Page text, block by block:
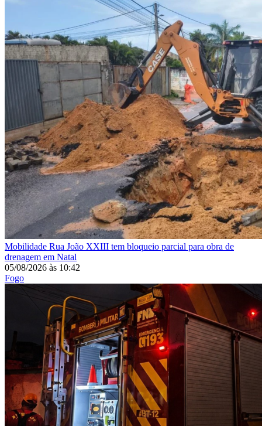
Mobilidade Rua João XXIII tem bloqueio parcial para obra de
drenagem em Natal
05/08/2026 às 10:42
Fogo